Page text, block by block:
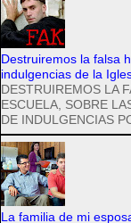
Destruiremos la falsa
indulgencias de la
DESTRUIREMOS LA
ESCUELA, SOBRE
DE INDULGENCIAS
La familia de mi